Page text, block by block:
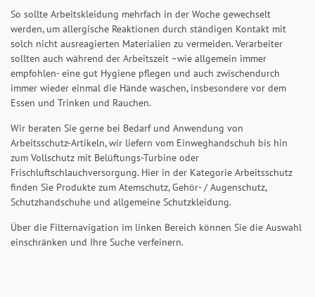
So sollte Arbeitskleidung mehrfach in der Woche gewechselt
werden, um allergische Reaktionen durch ständigen Kontakt mit
solch nicht ausreagierten Materialien zu vermeiden. Verarbeiter
sollten auch während der Arbeitszeit –wie allgemein immer
empfohlen- eine gut Hygiene pflegen und auch zwischendurch
immer wieder einmal die Hände waschen, insbesondere vor dem
Essen und Trinken und Rauchen.
Wir beraten Sie gerne bei Bedarf und Anwendung von
Arbeitsschutz-Artikeln, wir liefern vom Einweghandschuh bis hin
zum Vollschutz mit Belüftungs-Turbine oder
Frischluftschlauchversorgung. Hier in der Kategorie Arbeitsschutz
finden Sie Produkte zum Atemschutz, Gehör- / Augenschutz,
Schutzhandschuhe und allgemeine Schutzkleidung.
Über die Filternavigation im linken Bereich können Sie die Auswahl
einschränken und Ihre Suche verfeinern.